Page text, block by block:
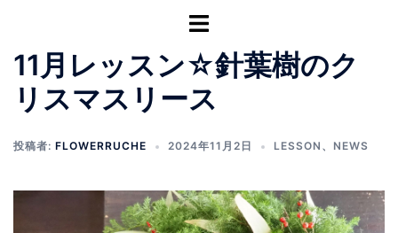
ト
ル
メ
ニ
ー
11月レッスン☆針葉樹のク
リスマスリース
投稿者: FLOWERRUCHE 2024年11月2日 LESSON 、 NEWS